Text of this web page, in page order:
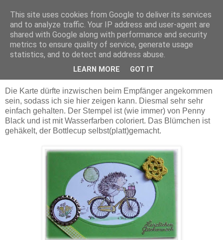
Maschenerie
26.07.2010
Rollende Geburtstagsgrüße
Die Karte dürfte inzwischen beim Empfänger angekommen
sein, sodass ich sie hier zeigen kann. Diesmal sehr sehr
einfach gehalten. Der Stempel ist (wie immer) von Penny
Black und ist mit Wasserfarben coloriert. Das Blümchen ist
gehäkelt, der Bottlecup selbst(platt)gemacht.
This site uses cookies from Google to deliver its services
and to analyze traffic. Your IP address and user-agent are
shared with Google along with performance and security
metrics to ensure quality of service, generate usage
statistics, and to detect and address abuse.
LEARN MORE GOT IT